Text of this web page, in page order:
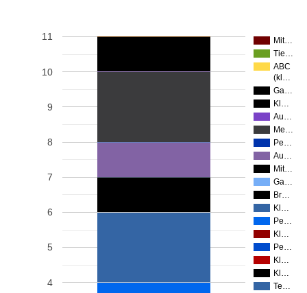
Mit…
Tie…
ABC
(kl…
Ga…
Kl…
Au…
Me…
Pe…
Au…
Mit…
Ga…
Br…
Kl…
Pe…
Kl…
Pe…
Kl…
Kl…
Te…
4
5
6
7
8
9
10
11